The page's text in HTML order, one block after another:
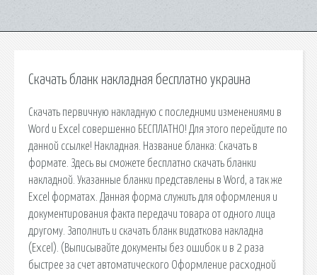
Скачать бланк накладная бесплатно украина
Скачать первичную накладную с последними изменениями в
Word и Excel совершенно БЕСПЛАТНО! Для этого перейдите по
данной ссылке! Накладная. Название бланка: Скачать в
формате. Здесь вы сможете бесплатно скачать бланки
накладной. Указанные бланки представлены в Word, а так же
Excel форматах. Данная форма служить для оформления и
документирования факта передачи товара от одного лица
другому. Заполнить и скачать бланк видаткова накладна
(Excel). (Выписывайте документы без ошибок и в 2 раза
быстрее за счет автоматического Оформление расходной